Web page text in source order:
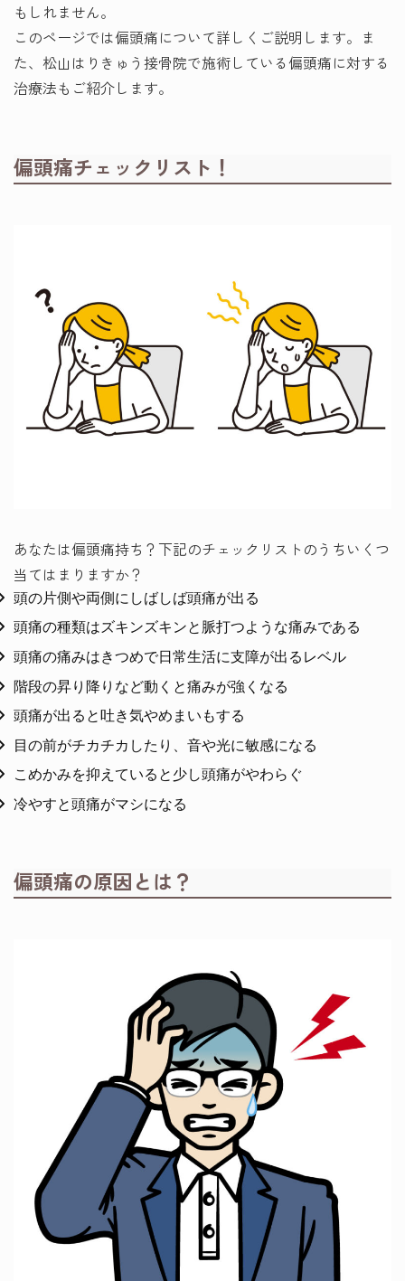
もしれません。
このページでは偏頭痛について詳しくご説明します。ま
た、松山はりきゅう接骨院で施術している偏頭痛に対する
治療法もご紹介します。
偏頭痛チェックリスト！
あなたは偏頭痛持ち？下記のチェックリストのうちいくつ
当てはまりますか？
頭の片側や両側にしばしば頭痛が出る
頭痛の種類はズキンズキンと脈打つような痛みである
頭痛の痛みはきつめで日常生活に支障が出るレベル
階段の昇り降りなど動くと痛みが強くなる
頭痛が出ると吐き気やめまいもする
目の前がチカチカしたり、音や光に敏感になる
こめかみを抑えていると少し頭痛がやわらぐ
冷やすと頭痛がマシになる
偏頭痛の原因とは？